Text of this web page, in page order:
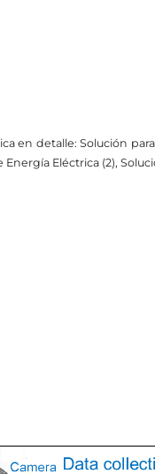
en detalle: Solución
Eléctrica (2),